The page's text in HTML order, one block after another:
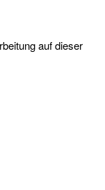
auf dieser